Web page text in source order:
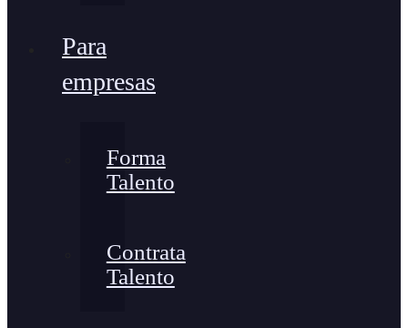
Para
empresas
Forma
Talento
Contrata
Talento